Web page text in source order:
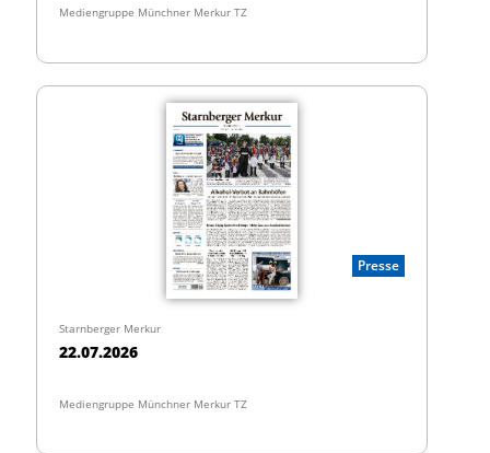
Mediengruppe Münchner Merkur TZ
Presse
Starnberger Merkur
22.07.2026
Mediengruppe Münchner Merkur TZ